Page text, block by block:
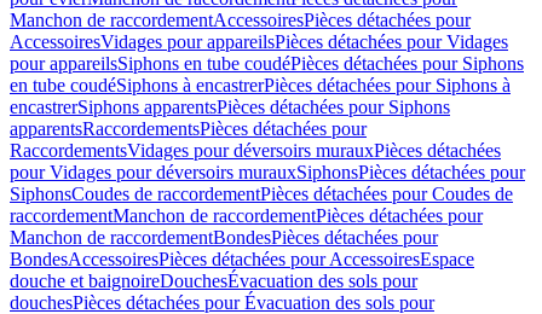
Manchon de raccordementAccessoiresPièces détachées pour
AccessoiresVidages pour appareilsPièces détachées pour Vidages
pour appareilsSiphons en tube coudéPièces détachées pour Siphons
en tube coudéSiphons à encastrerPièces détachées pour Siphons à
encastrerSiphons apparentsPièces détachées pour Siphons
apparentsRaccordementsPièces détachées pour
RaccordementsVidages pour déversoirs murauxPièces détachées
pour Vidages pour déversoirs murauxSiphonsPièces détachées pour
SiphonsCoudes de raccordementPièces détachées pour Coudes de
raccordementManchon de raccordementPièces détachées pour
Manchon de raccordementBondesPièces détachées pour
BondesAccessoiresPièces détachées pour AccessoiresEspace
douche et baignoireDouchesÉvacuation des sols pour
douchesPièces détachées pour Évacuation des sols pour